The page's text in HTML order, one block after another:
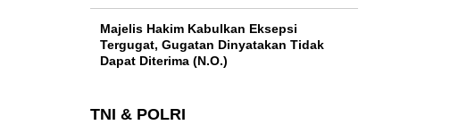
Majelis Hakim Kabulkan Eksepsi
Tergugat, Gugatan Dinyatakan Tidak
Dapat Diterima (N.O.)
TNI & POLRI